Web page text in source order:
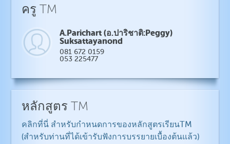
ครู TM
A.Parichart (อ.ปาริชาติ:Peggy)
Suksattayanond
081 672 0159
053 225477
หลักสูตร TM
คลิกที่นี่ สำหรับกำหนดการของหลักสูตรเรียนTM
(สำหรับท่านที่ได้เข้ารับฟังการบรรยายเบื้องต้นแล้ว)